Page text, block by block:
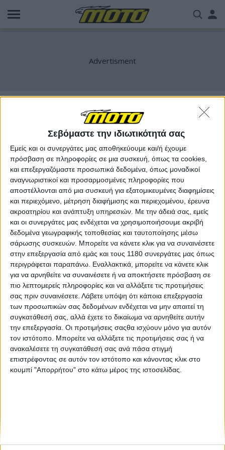
Σεβόμαστε την ιδιωτικότητά σας
Εμείς και οι συνεργάτες μας αποθηκεύουμε και/ή έχουμε
πρόσβαση σε πληροφορίες σε μια συσκευή, όπως τα cookies,
και επεξεργαζόμαστε προσωπικά δεδομένα, όπως μοναδικοί
αναγνωριστικοί και προσαρμοσμένες πληροφορίες που
αποστέλλονται από μια συσκευή για εξατομικευμένες διαφημίσεις
και περιεχόμενο, μέτρηση διαφήμισης και περιεχομένου, έρευνα
ακροατηρίου και ανάπτυξη υπηρεσιών. Με την άδειά σας, εμείς
και οι συνεργάτες μας ενδέχεται να χρησιμοποιήσουμε ακριβή
δεδομένα γεωγραφικής τοποθεσίας και ταυτοποίησης μέσω
σάρωσης συσκευών. Μπορείτε να κάνετε κλικ για να συναινέσετε
στην επεξεργασία από εμάς και τους 1180 συνεργάτες μας όπως
περιγράφεται παραπάνω. Εναλλακτικά, μπορείτε να κάνετε κλικ
για να αρνηθείτε να συναινέσετε ή να αποκτήσετε πρόσβαση σε
πιο λεπτομερείς πληροφορίες και να αλλάξετε τις προτιμήσεις
σας πριν συναινέσετε. Λάβετε υπόψη ότι κάποια επεξεργασία
των προσωπικών σας δεδομένων ενδέχεται να μην απαιτεί τη
συγκατάθεσή σας, αλλά έχετε το δικαίωμα να αρνηθείτε αυτήν
την επεξεργασία. Οι προτιμήσεις σαςθα ισχύουν μόνο για αυτόν
τον ιστότοπο. Μπορείτε να αλλάξετε τις προτιμήσεις σας ή να
ανακαλέσετε τη συγκατάθεσή σας ανά πάσα στιγμή
επιστρέφοντας σε αυτόν τον ιστότοπο και κάνοντας κλικ στο
κουμπί "Απορρήτου" στο κάτω μέρος της ιστοσελίδας.
Παράκαμψη
προς
MV Agusta test ride
Επικαιρότητα 14/5/2025
MV Agusta Demo Days 2025 - Δοκιμάστε μια
μοτοσυκλέτα της ιταλικής εταιρείας
Η Πέτρος Πετρόπουλος AEBE, αντιπροσωπεία της ιταλικής
εταιρείας &nbsp;γιορτάζει τα 80 χρόνια MV Agusta με μια
σειρά προωθητικών ενεργειών αλλά και δράσεων,
ανακοινώνοντας νέα online πλατφόρμα για test...